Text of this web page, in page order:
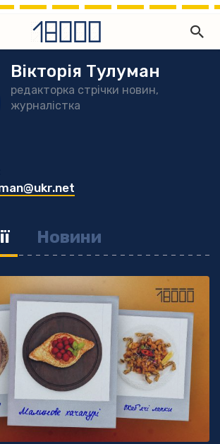
Вікторія Тулуман
редакторка стрічки новин,
журналістка
Новини